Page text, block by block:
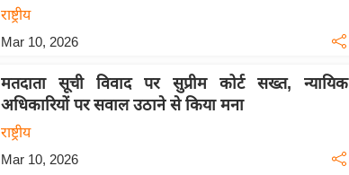
राष्ट्रीय
Mar 10, 2026
मतदाता सूची विवाद पर सुप्रीम कोर्ट सख्त, न्यायिक
अधिकारियों पर सवाल उठाने से किया मना
राष्ट्रीय
Mar 10, 2026